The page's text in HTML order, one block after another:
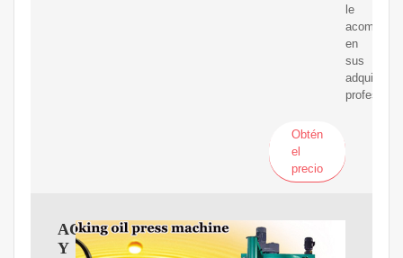
le
en
sus
Obtén
el
precio
ACCESORIOS
Y